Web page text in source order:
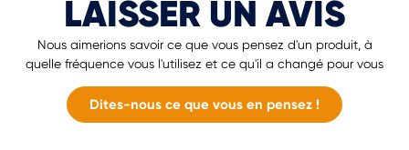
LAISSER UN AVIS
Nous aimerions savoir ce que vous pensez d'un produit, à
quelle fréquence vous l'utilisez et ce qu'il a changé pour vous
Dites-nous ce que vous en pensez !